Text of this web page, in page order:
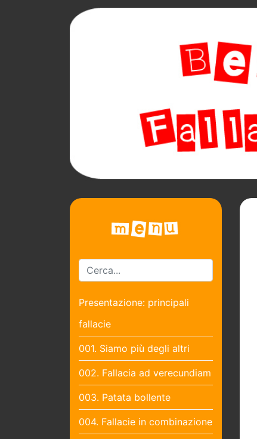
Presentazione: principali
fallacie
001. Siamo più degli altri
002. Fallacia ad verecundiam
003. Patata bollente
004. Fallacie in combinazione